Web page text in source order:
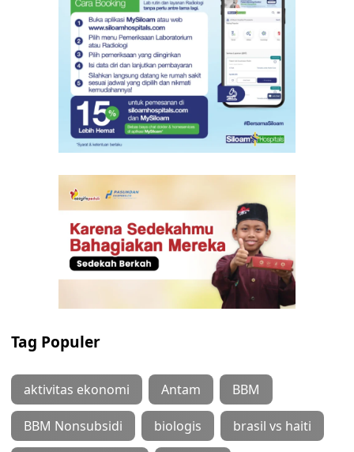
Tag Populer
aktivitas ekonomi Antam BBM
BBM Nonsubsidi biologis brasil vs haiti